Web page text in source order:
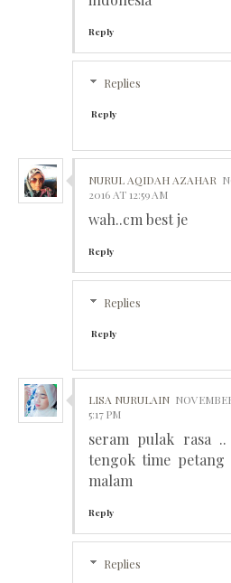
Reply
Replies
Reply
NURUL AQIDAH AZAHAR
2016 AT 12:59 AM
wah..cm best je
Reply
Replies
Reply
LISA NURULAIN
5:17 PM
seram pulak rasa ..
tengok time petang
malam
Reply
Replies